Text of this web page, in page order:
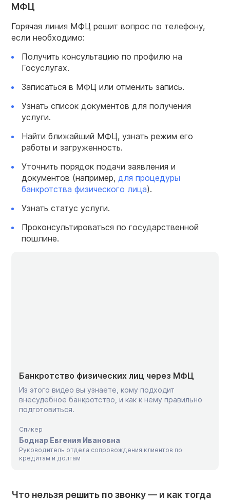
МФЦ
Горячая линия МФЦ решит вопрос по телефону,
если необходимо:
Получить консультацию по профилю на
Госуслугах.
Записаться в МФЦ или отменить запись.
Узнать список документов для получения
услуги.
Найти ближайший МФЦ, узнать режим его
работы и загруженность.
Уточнить порядок подачи заявления и
документов (например, для процедуры
банкротства физического лица).
Узнать статус услуги.
Проконсультироваться по государственной
пошлине.
Банкротство физических лиц через МФЦ
Из этого видео вы узнаете, кому подходит
внесудебное банкротство, и как к нему правильно
подготовиться.
Спикер
Боднар Евгения Ивановна
Руководитель отдела сопровождения клиентов по
кредитам и долгам
Что нельзя решить по звонку — и как тогда